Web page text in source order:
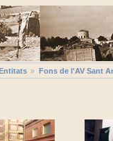
Fons de l'AV Sant